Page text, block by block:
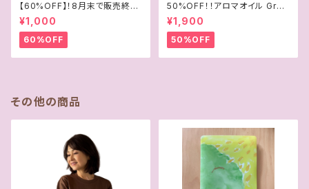
【60%OFF】！8月末で販売終了
「35周年記念2024年4月始まり
卓上カレンダー」
¥1,000
60%OFF
50%OFF！！アロマオイル Gree
n
¥1,900
50%OFF
その他の商品